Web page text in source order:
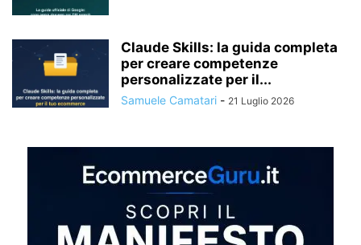
Claude Skills: la guida completa
per creare competenze
personalizzate per il...
Samuele Camatari - 21 Luglio 2026